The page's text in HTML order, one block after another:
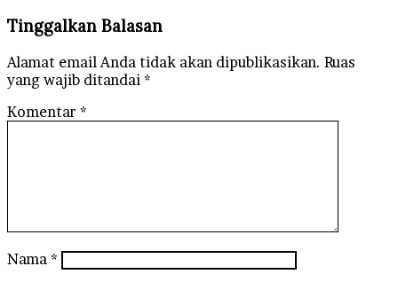
Tinggalkan Balasan
Alamat email Anda tidak akan dipublikasikan. Ruas
yang wajib ditandai *
Komentar *
Nama *